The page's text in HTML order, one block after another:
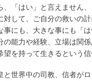
、「はい」と言えません
対して、ご自分の救いの
事にも、大きな事にも「
の能力や経験、立場は関
望を持って生きるという
と世界中の司教、信者が